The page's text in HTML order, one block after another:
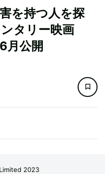
を持つ人を探
タリー映画
月公開
2023